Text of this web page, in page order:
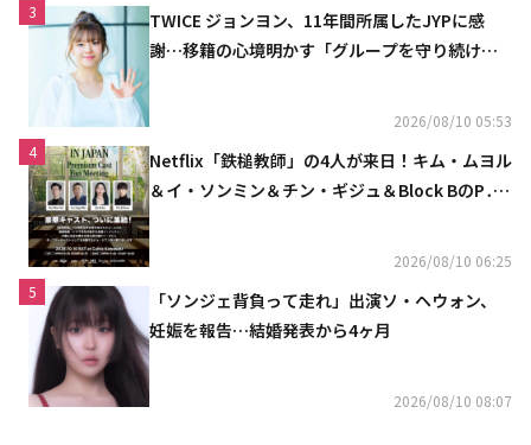
3
TWICE ジョンヨン、11年間所属したJYPに感
謝…移籍の心境明かす「グループを守り続け
2026/08/10 05:53
4
Netflix「鉄槌教師」の4人が来日！キム・ムヨル
＆イ・ソンミン＆チン・ギジュ＆Block BのP․
2026/08/10 06:25
5
「ソンジェ背負って走れ」出演ソ・ヘウォン、
妊娠を報告…結婚発表から4ヶ月
2026/08/10 08:07